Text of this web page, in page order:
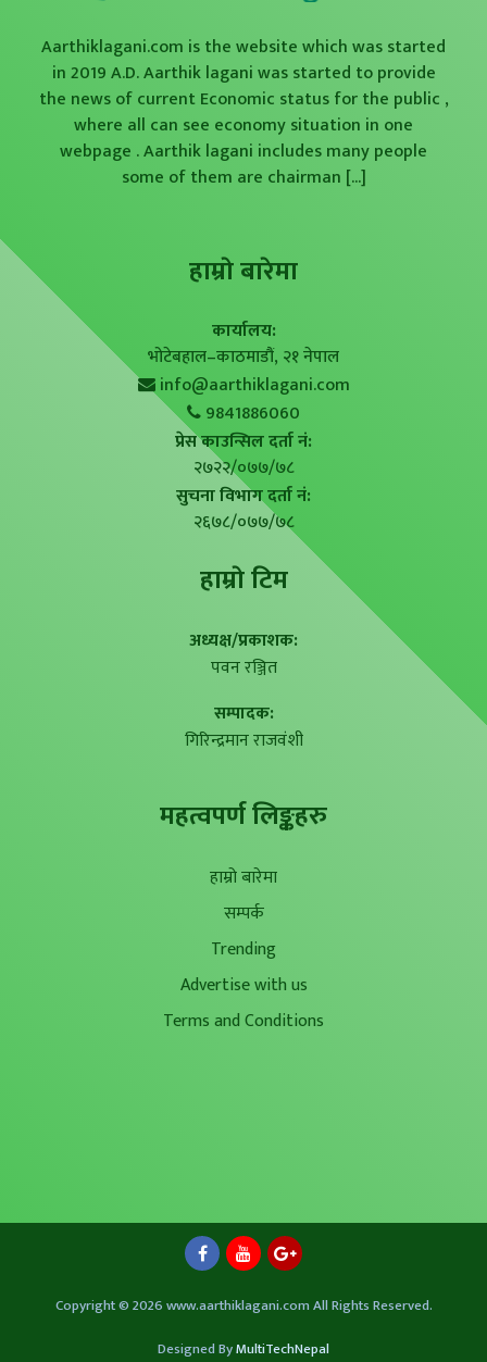
Aarthiklagani.com is the website which was started
in 2019 A.D. Aarthik lagani was started to provide
the news of current Economic status for the public ,
where all can see economy situation in one
webpage . Aarthik lagani includes many people
some of them are chairman [...]
हाम्राे बारेमा
कार्यालय:
भोटेबहाल–काठमाडौं, २१ नेपाल
info@aarthiklagani.com
9841886060
प्रेस काउन्सिल दर्ता नं:
२७२२/०७७/७८
सुचना विभाग दर्ता नं:
२६७८/०७७/७८
हाम्राे टिम
अध्यक्ष/प्रकाशक:
पवन रञ्जित
सम्पादक:
गिरिन्द्रमान राजवंशी
महत्वपर्ण लिङ्कहरु
हाम्रो बारेमा
सम्पर्क
Trending
Advertise with us
Terms and Conditions
Copyright © 2026 www.aarthiklagani.com All Rights Reserved.
Designed ByMultiTechNepal